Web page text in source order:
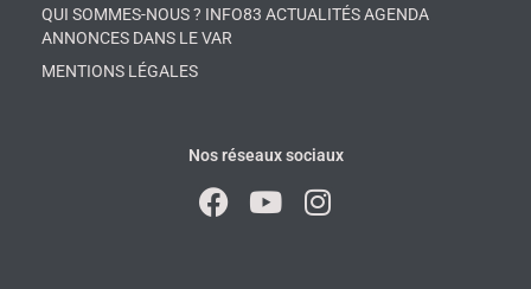
QUI SOMMES-NOUS ? INFO83 ACTUALITÉS AGENDA
ANNONCES DANS LE VAR
MENTIONS LÉGALES
Nos réseaux sociaux